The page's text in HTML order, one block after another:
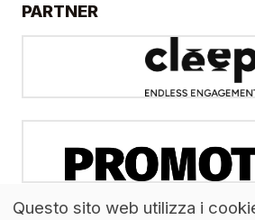
PARTNER
Questo sito web utilizza i